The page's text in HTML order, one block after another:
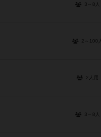
3～8人
2～100人
2人用
3～8人